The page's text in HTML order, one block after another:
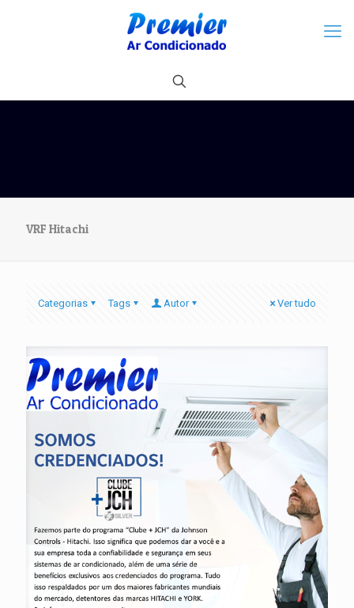
VRF Hitachi
Categorias Tags Autor Ver tudo